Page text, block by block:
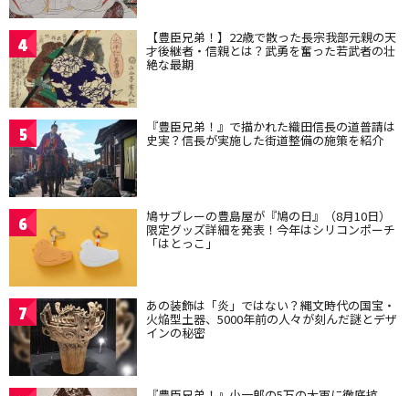
4 【豊臣兄弟！】22歳で散った長宗我部元親の天
才後継者・信親とは？武勇を奮った若武者の壮
絶な最期
5 『豊臣兄弟！』で描かれた織田信長の道普請は
史実？信長が実施した街道整備の施策を紹介
6 鳩サブレーの豊島屋が『鳩の日』（8月10日）
限定グッズ詳細を発表！今年はシリコンポーチ
「はとっこ」
7 あの装飾は「炎」ではない？縄文時代の国宝・
火焔型土器、5000年前の人々が刻んだ謎とデザ
インの秘密